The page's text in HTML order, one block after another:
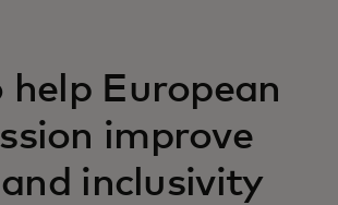
European
improve
inclusivity